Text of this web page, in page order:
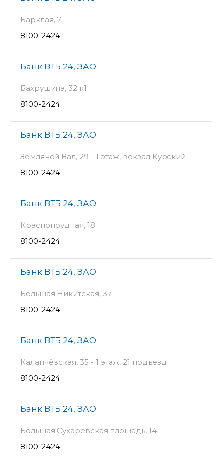
Барклая, 7
8100-2424
Банк ВТБ 24, ЗАО
Бахрушина, 32 к1
8100-2424
Банк ВТБ 24, ЗАО
Земляной Вал, 29 - 1 этаж, вокзал Курский
8100-2424
Банк ВТБ 24, ЗАО
Краснопрудная, 18
8100-2424
Банк ВТБ 24, ЗАО
Большая Никитская, 37
8100-2424
Банк ВТБ 24, ЗАО
Каланчёвская, 35 - 1 этаж, 21 подъезд
8100-2424
Банк ВТБ 24, ЗАО
Большая Сухаревская площадь, 14
8100-2424